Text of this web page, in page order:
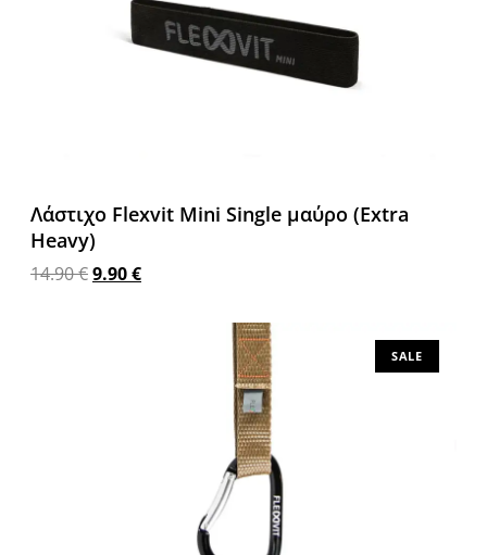
Λάστιχο Flexvit Mini Single μαύρο (Extra
Heavy)
14.90€9.90€
SALE